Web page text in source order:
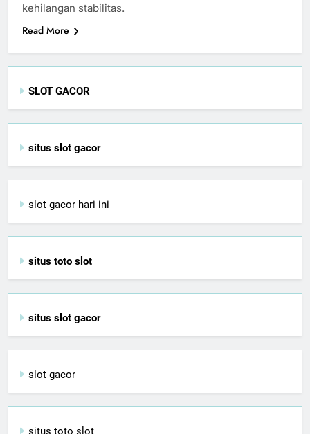
kehilangan stabilitas.
Read More
SLOT GACOR
situs slot gacor
slot gacor hari ini
situs toto slot
situs slot gacor
slot gacor
situs toto slot